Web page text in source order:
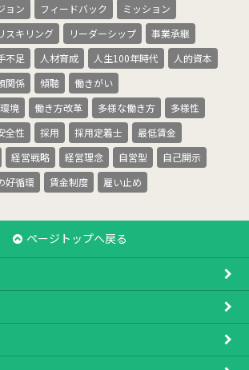
ョン フィードバック
ミッション
スキリング リーダーシップ
事業承継
不足 人材育成 人生100年時代
人的資本
関係 傾聴
働きがい
境
働き方改革 多様な働き方
多様性
全性 採用 採用定着士
最低賃金
経営戦略 経営理念 自営型
自己開示
好循環 賃金制度 雇い止め
ページトップへ戻る